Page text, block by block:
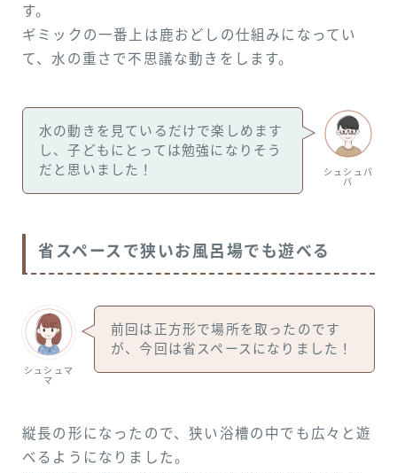
す。
ギミックの一番上は鹿おどしの仕組みになってい
て、水の重さで不思議な動きをします。
シュシュパ
パ
水の動きを見ているだけで楽しめます
し、子どもにとっては勉強になりそう
だと思いました！
省スペースで狭いお風呂場でも遊べる
シュシュマ
マ
前回は正方形で場所を取ったのです
が、今回は省スペースになりました！
縦長の形になったので、狭い浴槽の中でも広々と遊
べるようになりました。